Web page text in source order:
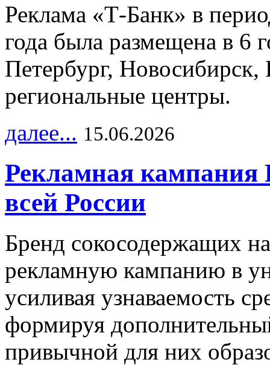
Реклама «Т-Банк» в
года была размещена в 6
Петербург,
региональные центры.
далее... 15.06.2026
Рекламная
всей России
Бренд сокосодержащих
рекламную кампанию в
усиливая узнаваемость
формируя
привычной для них